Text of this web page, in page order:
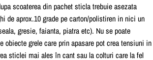
scoaterea din pachet sticla trebuie asezata
de aprox.10 grade pe carton/polistiren in nici un
gresie, faianta, piatra etc). Nu se poate
obiecte grele care prin apasare pot crea tensiuni in
sticlei mai ales in cant sau la colturi care la fel